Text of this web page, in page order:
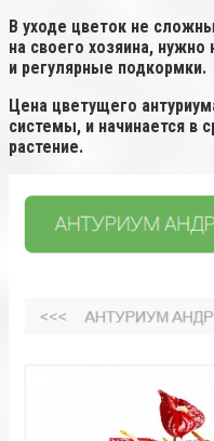
В уходе цветок не
на своего хозяина,
и регулярные подкормки.
Цена цветущего
системы, и начинается в
растение.